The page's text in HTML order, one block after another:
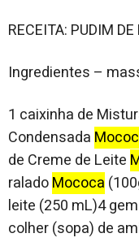
RECEITA: PUDIM
Ingredientes –
1 caixinha de
Condensada
de Creme de Leite
raladoMococa
leite (250 mL)4
colher (sopa) de